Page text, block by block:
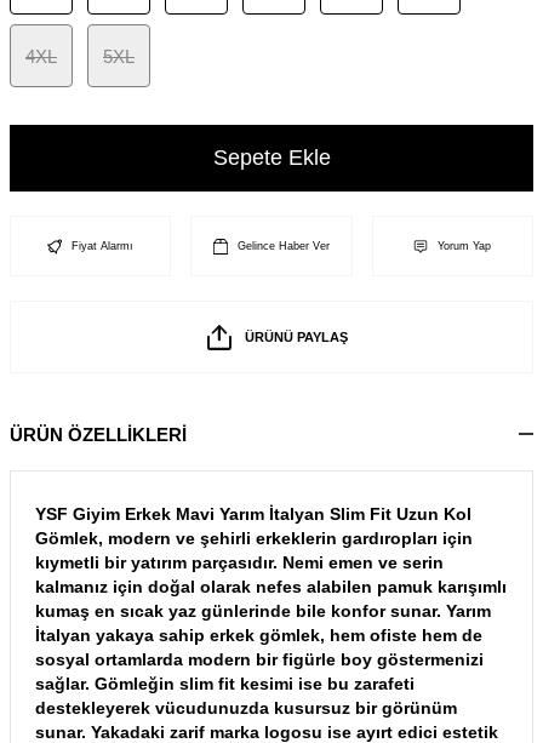
4XL 5XL
Sepete Ekle
Fiyat Alarmı Gelince Haber Ver Yorum Yap
ÜRÜNÜ PAYLAŞ
ÜRÜN ÖZELLİKLERİ
YSF Giyim Erkek Mavi Yarım İtalyan Slim Fit Uzun Kol
Gömlek, modern ve şehirli erkeklerin gardıropları için
kıymetli bir yatırım parçasıdır. Nemi emen ve serin
kalmanız için doğal olarak nefes alabilen pamuk karışımlı
kumaş en sıcak yaz günlerinde bile konfor sunar. Yarım
İtalyan yakaya sahip erkek gömlek, hem ofiste hem de
sosyal ortamlarda modern bir figürle boy göstermenizi
sağlar. Gömleğin slim fit kesimi ise bu zarafeti
destekleyerek vücudunuzda kusursuz bir görünüm
sunar. Yakadaki zarif marka logosu ise ayırt edici estetik